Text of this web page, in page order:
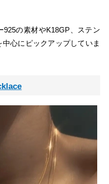
の素材やK18GP、ステン
心にピックアップしていま